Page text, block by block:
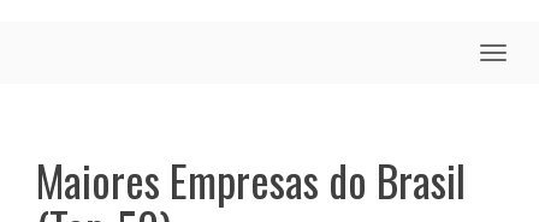
Toggle
Maiores Empresas do Brasil